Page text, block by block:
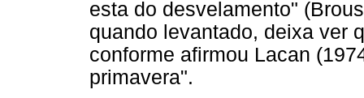
esta do desvelamento"
quando levantado, deixa ver
conforme afirmou Lacan
primavera".